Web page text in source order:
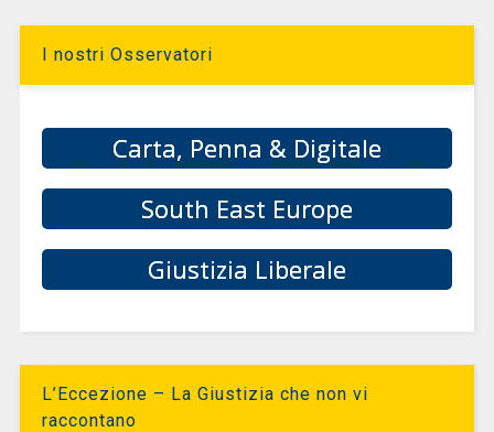
I nostri Osservatori
Carta, Penna & Digitale
South East Europe
Giustizia Liberale
L’Eccezione – La Giustizia che non vi
raccontano